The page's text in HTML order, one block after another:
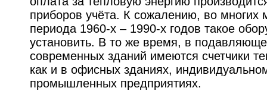
приборов учёта. К сожалению, во многих
периода 1960-х – 1990-х годов такое
установить. В то же время, в
современных зданий имеются счетчики
как и в офисных зданиях,
промышленных предприятиях.